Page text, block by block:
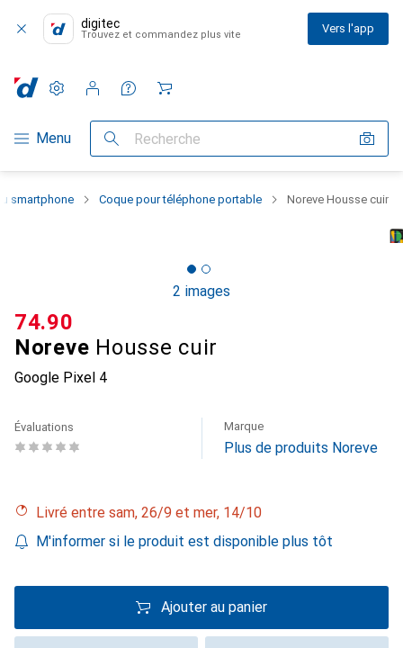
digitec
Trouvez et commandez plus vite Vers l'app
Navigation par catégorie
Menu Recherche
Paramètres
Compte client
Listes de comparaison
Listes d'envies
Panier
smartphone Coque pour téléphone portable Noreve Housse cuir
2 images
Noreve Housse cuir
Google Pixel 4
CHF
74.90
Évaluations Marque
Plus de produits Noreve
Livré entre sam, 26/9 et mer, 14/10
M'informer si le produit est disponible plus tôt
Ajouter au panier